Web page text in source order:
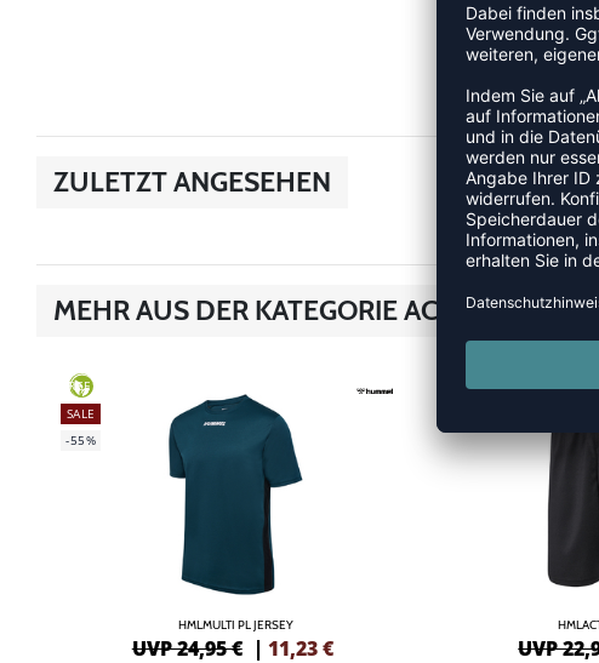
ZULETZT ANGESEHEN
MEHR AUS DER KATEGORIE ACTIVE
GREEN
SALE
-55%
HMLMULTI PL JERSEY
UVP 24,95 € | 11,23€
SALE
UVP